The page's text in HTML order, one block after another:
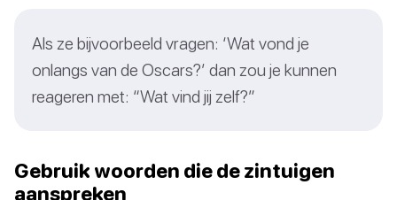
Als ze bijvoorbeeld vragen: ‘Wat vond je
onlangs van de Oscars?’ dan zou je kunnen
reageren met: “Wat vind jij zelf?”
Gebruik woorden die de zintuigen
aanspreken